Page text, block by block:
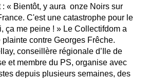
« Bientôt, y aura onze Noirs sur
C'est une catastrophe pour le
ça me peine ! » Le Collectifdom a
contre Georges Frêche.
conseillère régionale d’Ile de
et membre du PS, organise avec
depuis plusieurs semaines, des